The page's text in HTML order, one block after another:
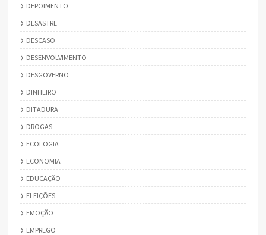
DEPOIMENTO
DESASTRE
DESCASO
DESENVOLVIMENTO
DESGOVERNO
DINHEIRO
DITADURA
DROGAS
ECOLOGIA
ECONOMIA
EDUCAÇÃO
ELEIÇÕES
EMOÇÃO
EMPREGO